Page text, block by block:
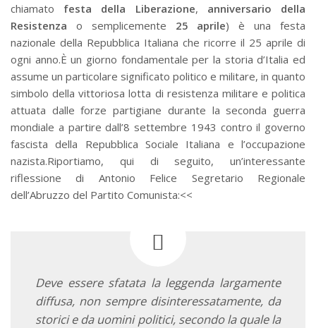
chiamato festa della Liberazione, anniversario della
Resistenza o semplicemente 25 aprile) è una festa
nazionale della Repubblica Italiana che ricorre il 25 aprile di
ogni anno.È un giorno fondamentale per la storia d’Italia ed
assume un particolare significato politico e militare, in quanto
simbolo della vittoriosa lotta di resistenza militare e politica
attuata dalle forze partigiane durante la seconda guerra
mondiale a partire dall’8 settembre 1943 contro il governo
fascista della Repubblica Sociale Italiana e l’occupazione
nazista.Riportiamo, qui di seguito, un’interessante
riflessione di Antonio Felice Segretario Regionale
dell’Abruzzo del Partito Comunista:<<
Deve essere sfatata la leggenda largamente
diffusa, non sempre disinteressatamente, da
storici e da uomini politici, secondo la quale la